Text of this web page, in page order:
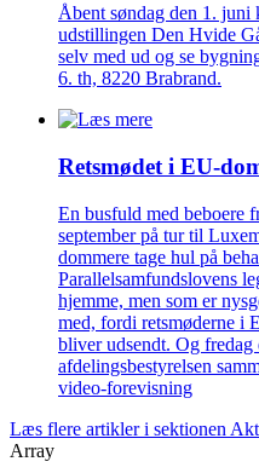
Åbent søndag den 1. juni
udstillingen Den Hvide
selv med ud og se
6. th, 8220 Brabrand.
Retsmødet i EU-
En busfuld med beboere
september på tur til
dommere tage hul på
Parallelsamfundslovens
hjemme, men som er
med, fordi retsmøderne i
bliver udsendt. Og
afdelingsbestyrelsen
video-forevisning
Læs flere artikler i sektionen
Array